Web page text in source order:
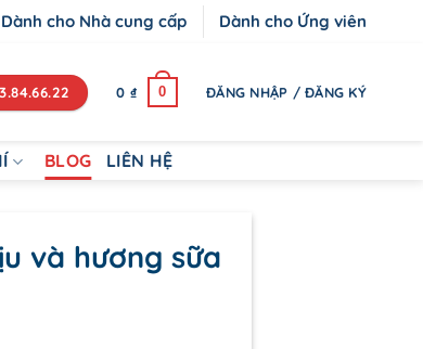
Dành cho Nhà cung cấp Dành cho Ứng viên
0 ₫ 0 ĐĂNG NHẬP / ĐĂNG KÝ
BLOG LIÊN HỆ
và hương sữa